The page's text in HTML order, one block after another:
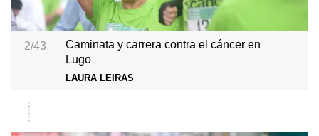
2/43
Caminata y carrera contra el cáncer en
Lugo
LAURA LEIRAS